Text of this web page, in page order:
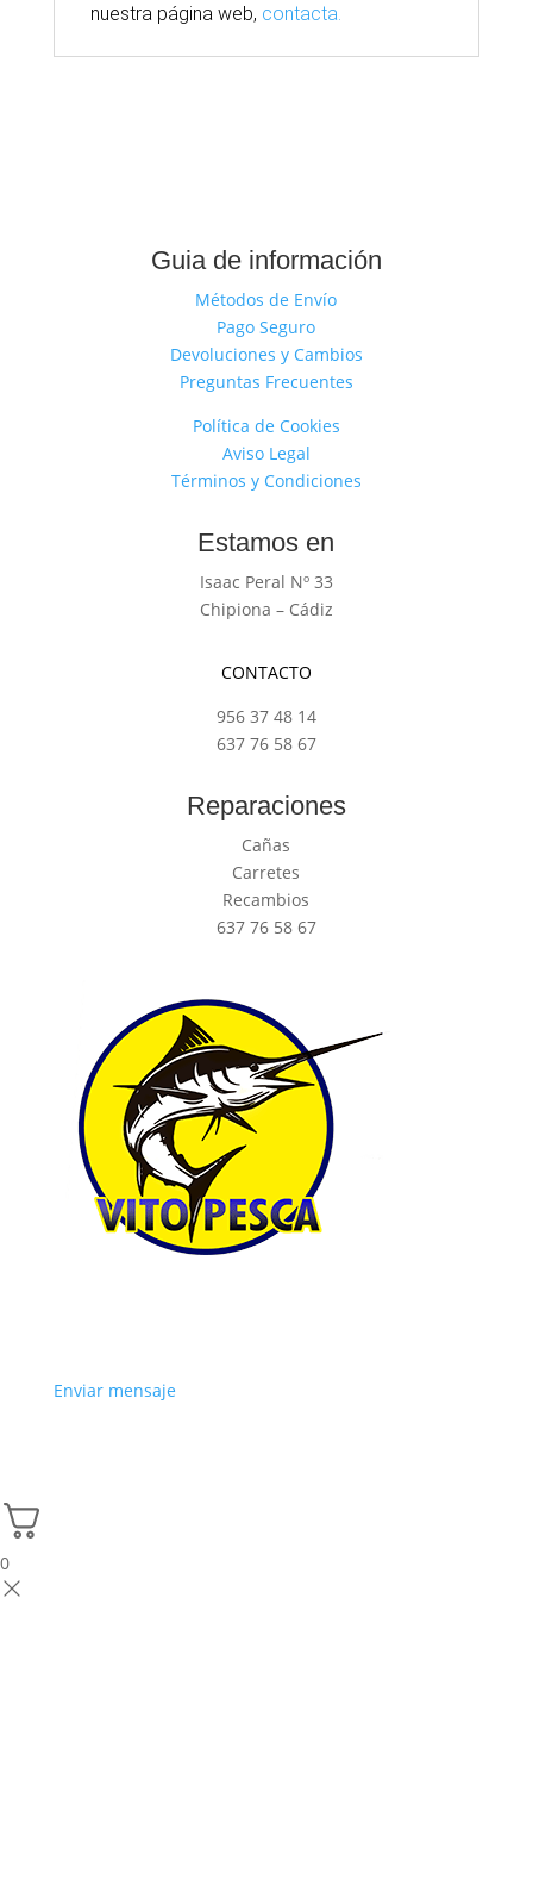
nuestra página web, contacta.
Guia de información
Métodos de Envío
Pago Seguro
Devoluciones y Cambios
Preguntas Frecuentes
Política de Cookies
Aviso Legal
Términos y Condiciones
Estamos en
Isaac Peral Nº 33
Chipiona – Cádiz
CONTACTO
956 37 48 14
637 76 58 67
Reparaciones
Cañas
Carretes
Recambios
637 76 58 67
Enviar mensaje
0